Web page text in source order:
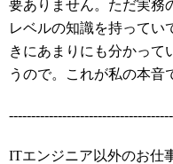
要ありません。ただ実務
レベルの知識を持ってい
きにあまりにも分かって
うので。これが私の本音
ITエンジニア以外のお仕